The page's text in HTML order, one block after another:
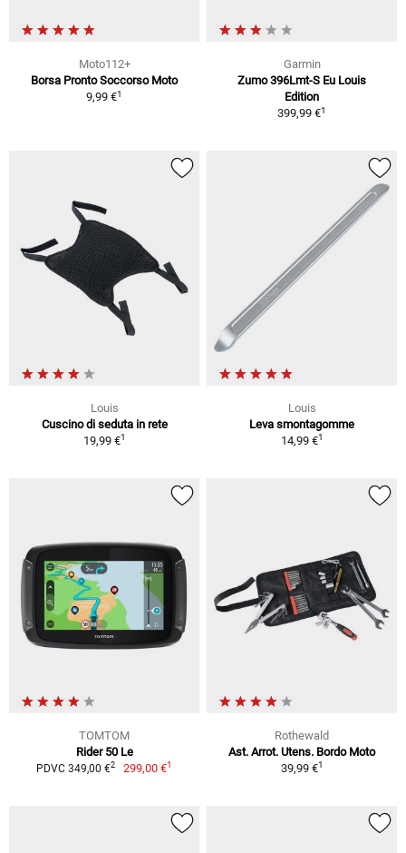
Moto112+
Borsa Pronto Soccorso Moto
9,99 €1
Garmin
Zumo 396Lmt-S Eu Louis
Edition
399,99 €1
Louis
Cuscino di seduta in rete
19,99 €1
Louis
Leva smontagomme
14,99 €1
TOMTOM
Rider 50 Le
PDVC 349,00 €2 299,00 €1
Rothewald
Ast. Arrot. Utens. Bordo Moto
39,99 €1